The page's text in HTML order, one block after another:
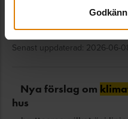
exempelvis renoveringar,
Allmännyttan förvaltar
Senast uppdaterad: 2026-06-
Nya förslag om
hus